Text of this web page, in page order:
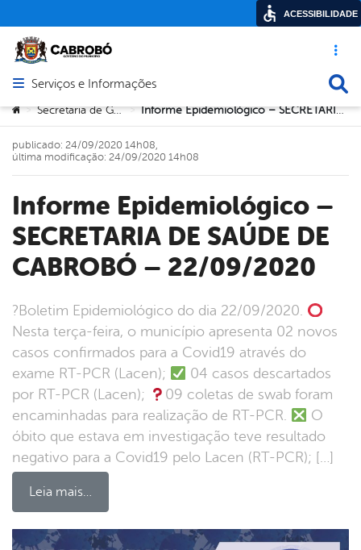
Acesso
Abrir menu principal de navegação
Serviços e Informações
Você está aqui:
> Secretaria de Governo > Informe Epidemiológico – SECRETARIA DE SAÚDE DE CABROBÓ – 22/09/2020
Informe Epidemiológico –
SECRETARIA DE SAÚDE DE
CABROBÓ – 22/09/2020
?Boletim Epidemiológico do dia 22/09/2020.
Nesta terça-feira, o município apresenta 02 novos
casos confirmados para a Covid19 através do
exame RT-PCR (Lacen);
04 casos descartados
por RT-PCR (Lacen);
09 coletas de swab foram
encaminhadas para realização de RT-PCR.
O
óbito que estava em investigação teve resultado
negativo para a Covid19 pelo Lacen (RT-PCR); […]
Leia mais…
publicado: 24/09/2020 14h08,
última modificação: 24/09/2020 14h08
ACESSIBILIDADE